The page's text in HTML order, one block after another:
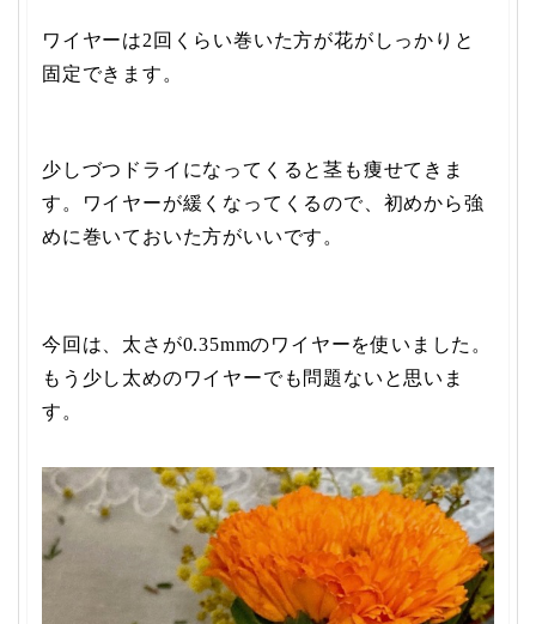
ワイヤーは2回くらい巻いた方が花がしっかりと
固定できます。
少しづつドライになってくると茎も痩せてきま
す。ワイヤーが緩くなってくるので、初めから強
めに巻いておいた方がいいです。
今回は、太さが0.35mmのワイヤーを使いました。
もう少し太めのワイヤーでも問題ないと思いま
す。